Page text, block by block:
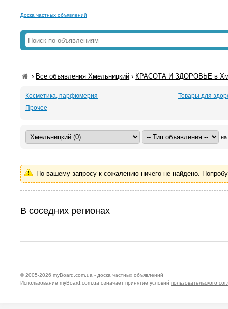
Доска частных объявлений
› Все объявления Хмельницкий › КРАСОТА И ЗДОРОВЬЕ в
Косметика, парфюмерия
Товары для
Прочее
на
По вашему запросу к сожалению ничего не найдено.
В соседних регионах
© 2005-2026 myBoard.com.ua - доска частных объявлений
Использование myBoard.com.ua означает принятие условий пользовательского